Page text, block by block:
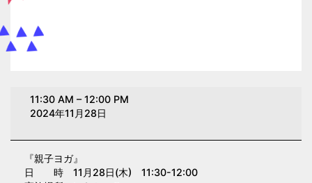
11:30 AM –12:00 PM
2024年11月28日
『親子ヨガ』
日 時 11月28日(木) 11:30-12:00